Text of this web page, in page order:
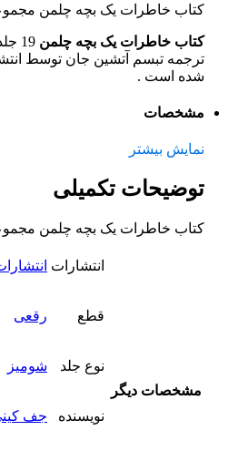
کتاب خاطرات یک بچه چلمن مجموعه 19
کتاب خاطرات یک بچه چلمن
19
ترجمه تبسم آتشین جان توسط
شده است .
مشخصات
نمایش بیشتر
توضیحات تکمیلی
کتاب خاطرات یک بچه چلمن مجموعه 19
مشخصات دیگر
انتشارات
قطع رقعی
نوع جلد شومیز
نویسنده جف